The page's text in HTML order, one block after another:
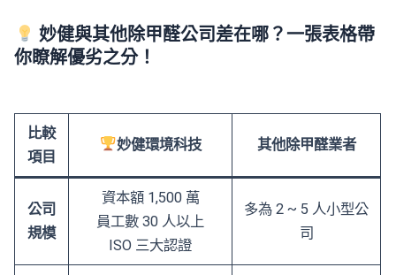
妙健與其他除甲醛公司差在哪？一張表格帶
你瞭解優劣之分！
比較
項目
妙健環境科技 其他除甲醛業者
公司
規模
資本額 1,500 萬
員工數 30 人以上
ISO 三大認證
多為 2 ~ 5 人小型公
司